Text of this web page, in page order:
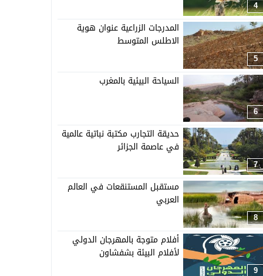
4
5
المدرجات الزراعية عنوان هوية
الاطلس المتوسط
6
السياحة البيئية بالمغرب
7
حديقة التجارب مكتبة نباتية عالمية
في عاصمة الجزائر
8
مستقبل المستنقعات في العالم
العربي
9
أفلام متوجة بالمهرجان الدولي
لأفلام البيئة بشفشاون